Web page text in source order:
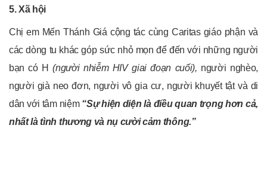
5. Xã hội
Chị em Mến Thánh Giá cộng tác cùng Caritas giáo phận và
các dòng tu khác góp sức nhỏ mọn để đến với những người
bạn có H(người nhiễm HIV giai đoạn cuối), người nghèo,
người già neo đơn, người vô gia cư, người khuyết tật và di
dân với tâm niệm “Sự hiện diện là điều quan trọng hơn cả,
nhất là tình thương và nụ cười cảm thông.”